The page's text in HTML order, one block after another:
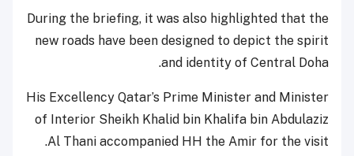
During the briefing, it was also highlighted that the
new roads have been designed to depict the spirit
and identity of Central Doha.
His Excellency Qatar’s Prime Minister and Minister
of Interior Sheikh Khalid bin Khalifa bin Abdulaziz
Al Thani accompanied HH the Amir for the visit.